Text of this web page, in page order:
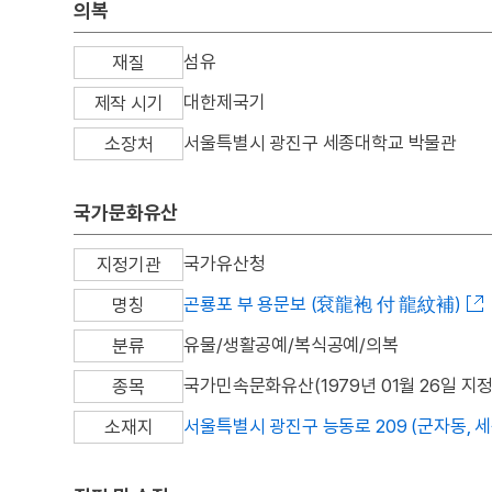
의복
재질
섬유
제작 시기
대한제국기
소장처
서울특별시 광진구 세종대학교 박물관
국가문화유산
지정기관
국가유산청
명칭
곤룡포 부 용문보 (袞龍袍 付 龍紋補)
분류
유물/생활공예/복식공예/의복
종목
국가민속문화유산(1979년 01월 26일 지
소재지
서울특별시 광진구 능동로 209 (군자동,